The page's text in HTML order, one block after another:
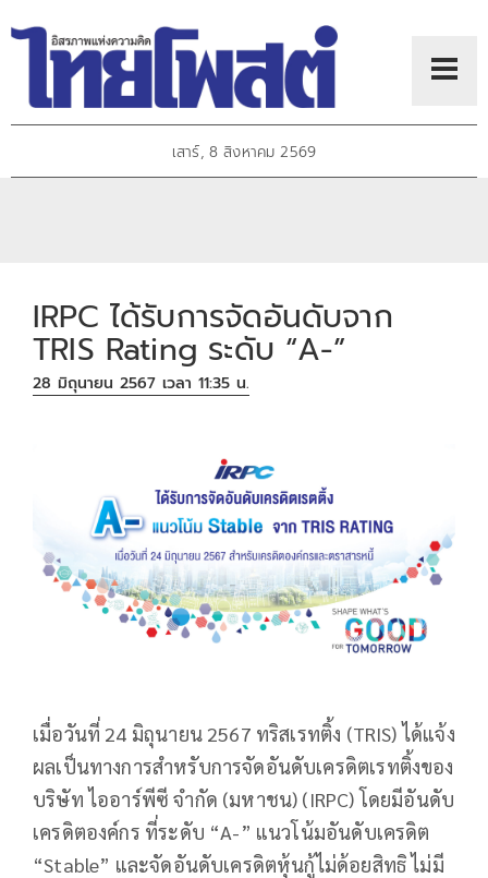
เสาร์, 8 สิงหาคม 2569
IRPC ได้รับการจัดอันดับจาก
TRIS Rating ระดับ “A-”
28 มิถุนายน 2567 เวลา 11:35 น.
เมื่อวันที่ 24 มิถุนายน 2567 ทริสเรทติ้ง (TRIS) ได้แจ้ง
ผลเป็นทางการสำหรับการจัดอันดับเครดิตเรทติ้งของ
บริษัท ไออาร์พีซี จำกัด (มหาชน) (IRPC) โดยมีอันดับ
เครดิตองค์กร ที่ระดับ “A-” แนวโน้มอันดับเครดิต
“Stable” และจัดอันดับเครดิตหุ้นกู้ไม่ด้อยสิทธิ ไม่มี